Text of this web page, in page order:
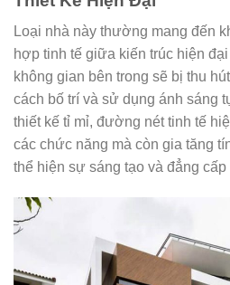
Loại nhà này thường mang đến
hợp tinh tế giữa kiến trúc hiện
không gian bên trong sẽ bị thu
cách bố trí và sử dụng ánh sáng
thiết kế tỉ mỉ, đường nét tinh tế
các chức năng mà còn gia tăng
thể hiện sự sáng tạo và đẳng cấp